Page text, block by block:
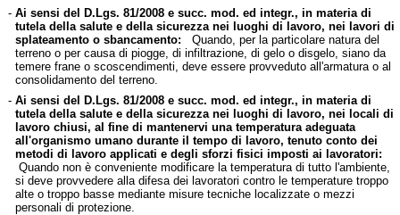
- Ai sensi del D.Lgs. 81/2008 e succ. mod. ed integr., in materia di
tutela della salute e della sicurezza nei luoghi di lavoro, nei lavori di
splateamento o sbancamento: Quando, per la particolare natura del
terreno o per causa di piogge, di infiltrazione, di gelo o disgelo, siano da
temere frane o scoscendimenti, deve essere provveduto all'armatura o al
consolidamento del terreno.
- Ai sensi del D.Lgs. 81/2008 e succ. mod. ed integr., in materia di
tutela della salute e della sicurezza nei luoghi di lavoro, nei locali di
lavoro chiusi, al fine di mantenervi una temperatura adeguata
all'organismo umano durante il tempo di lavoro, tenuto conto dei
metodi di lavoro applicati e degli sforzi fisici imposti ai lavoratori:
Quando non è conveniente modificare la temperatura di tutto l'ambiente,
si deve provvedere alla difesa dei lavoratori contro le temperature troppo
alte o troppo basse mediante misure tecniche localizzate o mezzi
personali di protezione.